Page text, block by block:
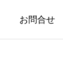
お問合せ